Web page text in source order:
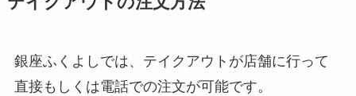
銀座ふくよしでは、テイクアウトが店舗に行って
直接もしくは電話での注文が可能です。